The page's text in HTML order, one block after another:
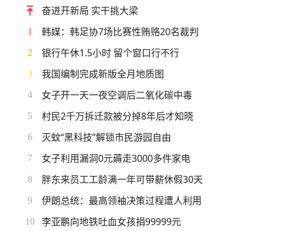
奋进开新局 实干挑大梁
1 韩媒：韩足协7场比赛性贿赂20名裁判
2 银行午休1.5小时 留个窗口行不行
3 我国编制完成新版全月地质图
4 女子开一天一夜空调后二氧化碳中毒
5 村民2千万拆迁款被分掉8年后才知晓
6 灭蚊“黑科技”解锁市民游园自由
7 女子利用漏洞0元薅走3000多件家电
8 胖东来员工工龄满一年可带薪休假30天
9 伊朗总统：最高领袖决策过程遭人利用
10 李亚鹏向地铁吐血女孩捐99999元